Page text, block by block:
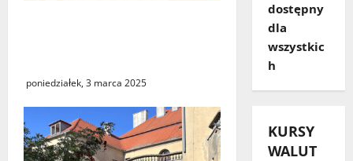
poniedziałek, 3 marca 2025
dostępny
dla
wszystkic
h
KURSY
WALUT